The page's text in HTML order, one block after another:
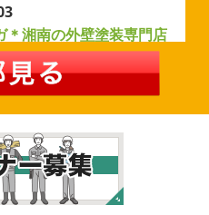
＊横浜・藤沢・寒川・茅
原外壁塗装専門店＊
にちは
ＧＷはいかがお
いにある公園で自転車の練
キックボード派だったので
ですが、お友達の影響で欲
浜・藤沢・寒川・茅ヶ
＊湘南の外壁塗装専門店
はい、可愛い～
ダウンド
がお上手に
伸ばしてる後
ヨガブロックが
夏休み中
抱っこすごい
子連れ歓迎